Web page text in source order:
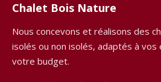
Chalet Bois Nature
Nous concevons et réalisons des
isolés ou non isolés, adaptés à
votre budget.